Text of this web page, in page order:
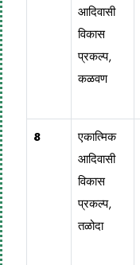
आदिवासी
विकास
प्रकल्प,
कळवण
8
एकात्मिक
आदिवासी
विकास
प्रकल्प,
तळोदा